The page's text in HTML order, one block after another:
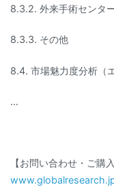
8.3.2. 外来手術センタ
8.3.3. その他
8.4. 市場魅力度分析（
…
【お問い合わせ・ご購